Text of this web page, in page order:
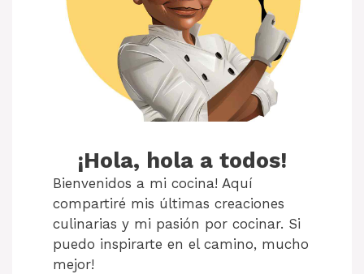
¡Hola, hola a todos!
Bienvenidos a mi cocina! Aquí
compartiré mis últimas creaciones
culinarias y mi pasión por cocinar. Si
puedo inspirarte en el camino, mucho
mejor!